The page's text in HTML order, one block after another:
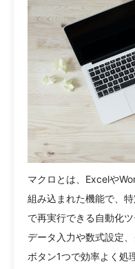
マクロとは、Excelや
組み込まれた機能で、
で再実行できる自動化
データ入力や数式設定
ボタン1つで効率よく処